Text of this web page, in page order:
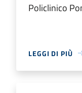
Policlinico
LEGGI DI PIÙ